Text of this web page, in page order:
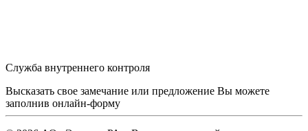
Служба внутреннего контроля
Высказать свое замечание или предложение Вы можете
заполнив онлайн-форму